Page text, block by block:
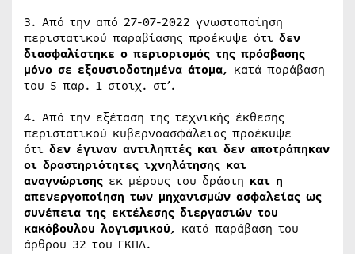
3. Από την από 27-07-2022 γνωστοποίηση
περιστατικού παραβίασης προέκυψε ότι δεν
διασφαλίστηκε ο περιορισμός της πρόσβασης
μόνο σε εξουσιοδοτημένα άτομα, κατά παράβαση
του 5 παρ. 1 στοιχ. στ’.
4. Από την εξέταση της τεχνικής έκθεσης
περιστατικού κυβερνοασφάλειας προέκυψε
ότι δεν έγιναν αντιληπτές και δεν αποτράπηκαν
οι δραστηριότητες ιχνηλάτησης και
αναγνώρισης εκ μέρους του δράστη και η
απενεργοποίηση των μηχανισμών ασφαλείας ως
συνέπεια της εκτέλεσης διεργασιών του
κακόβουλου λογισμικού, κατά παράβαση του
άρθρου 32 του ΓΚΠΔ.